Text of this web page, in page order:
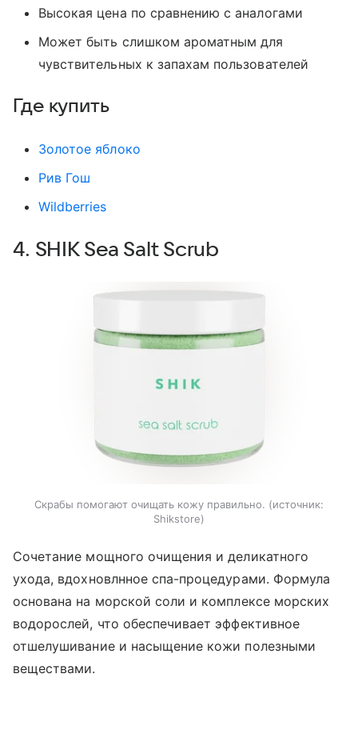
Высокая цена по сравнению с аналогами
Может быть слишком ароматным для
чувствительных к запахам пользователей
Где купить
Золотое яблоко
Рив Гош
Wildberries
4. SHIK Sea Salt Scrub
Скрабы помогают очищать кожу правильно.
источник:
Shikstore
Сочетание мощного очищения и деликатного
ухода, вдохновлнное спа-процедурами. Формула
основана на морской соли и комплексе морских
водорослей, что обеспечивает эффективное
отшелушивание и насыщение кожи полезными
веществами.